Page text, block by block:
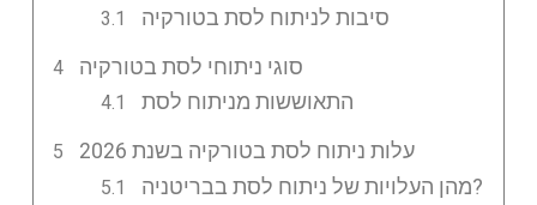
סיבות לניתוח לסת בטורקיה
סוגי ניתוחי לסת בטורקיה
התאוששות מניתוח לסת
עלות ניתוח לסת בטורקיה בשנת 2026
מהן העלויות של ניתוח לסת בבריטניה?